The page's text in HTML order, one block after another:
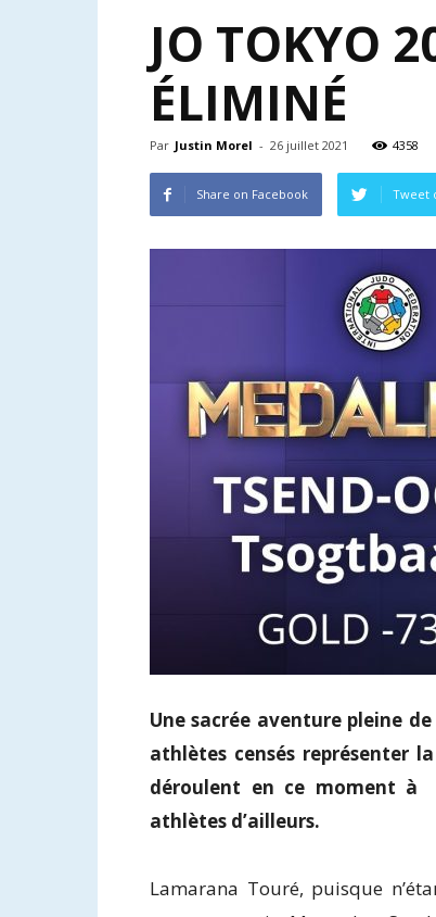
JO TOKYO
ÉLIMINÉ
Par Justin Morel - 26 juillet 2021 4358
Share on Facebook Tweet
Une sacrée aventure pleine
athlètes censés représenter
déroulent en ce moment à
athlètes d’ailleurs.
Lamarana Touré, puisque